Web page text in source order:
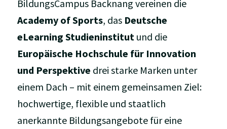
BildungsCampus Backnang vereinen die
Academy of Sports, das Deutsche
eLearning Studieninstitutund die
Europäische Hochschule für Innovation
und Perspektive drei starke Marken unter
einem Dach – mit einem gemeinsamen Ziel:
hochwertige, flexible und staatlich
anerkannte Bildungsangebote für eine